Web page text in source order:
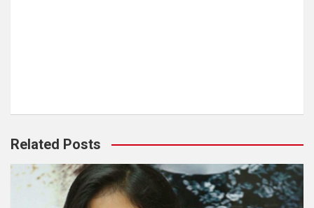
Related Posts